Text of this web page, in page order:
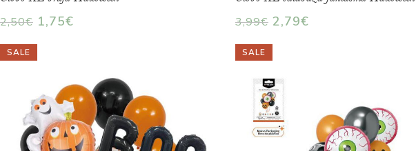
2,50€ 1,75€ 3,99€ 2,79€
SALE SALE